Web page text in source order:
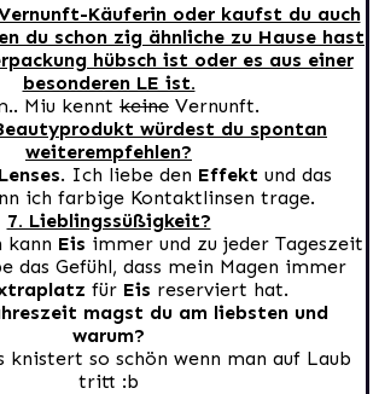
Käuferin oder kaufst du auch
du schon zig ähnliche zu Hause hast
hübsch ist oder es aus einer
besonderen LE ist.
Miu kennt keine Vernunft.
würdest du spontan
weiterempfehlen?
. Ich liebe den Effekt und das
ich farbige Kontaktlinsen trage.
7. Lieblingssüßigkeit?
kann Eis immer und zu jeder Tageszeit
das Gefühl, dass mein Magen immer
für Eis reserviert hat.
magst du am liebsten und
warum?
knistert so schön wenn man auf Laub
tritt :b